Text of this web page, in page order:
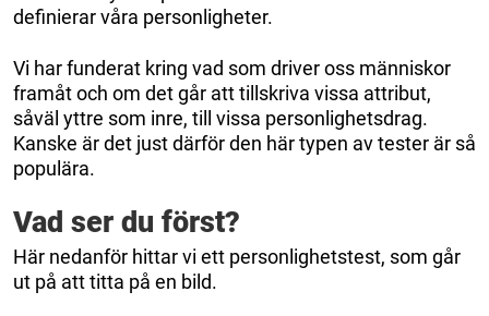
definierar våra personligheter.
Vi har funderat kring vad som driver oss människor
framåt och om det går att tillskriva vissa attribut,
såväl yttre som inre, till vissa personlighetsdrag.
Kanske är det just därför den här typen av tester är så
populära.
Vad ser du först?
Här nedanför hittar vi ett personlighetstest, som går
ut på att titta på en bild.